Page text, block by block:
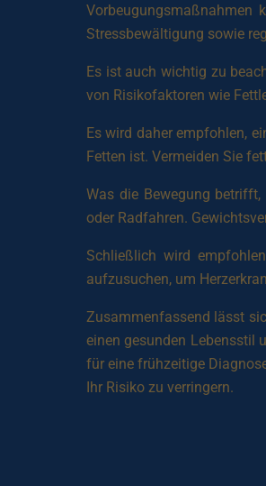
Vorbeugungsmaßnahmen
Stressbewältigung sowie
Es ist auch wichtig zu
von Risikofaktoren wie
Es wird daher empfohlen,
Fetten ist. Vermeiden Sie
Was die Bewegung
oder Radfahren.
Schließlich wird
aufzusuchen, um
Zusammenfassend lässt
einen gesunden Lebensstil
für eine frühzeitige
Ihr Risiko zu verringern.